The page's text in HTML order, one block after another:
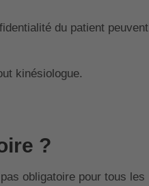
du patient peuvent
kinésiologue.
?
obligatoire pour tous les